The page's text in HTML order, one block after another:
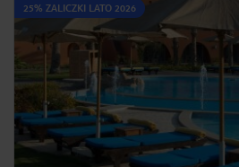
25% ZALICZKI LATO 2026